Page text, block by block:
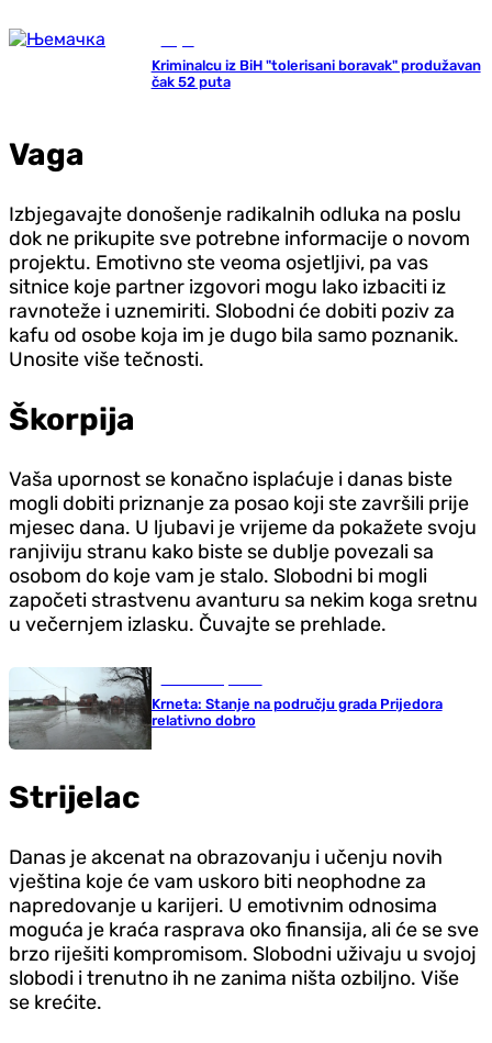
Kriminalcu iz BiH "tolerisani boravak" produžavan
čak 52 puta
Vaga
Izbjegavajte donošenje radikalnih odluka na poslu
dok ne prikupite sve potrebne informacije o novom
projektu. Emotivno ste veoma osjetljivi, pa vas
sitnice koje partner izgovori mogu lako izbaciti iz
ravnoteže i uznemiriti. Slobodni će dobiti poziv za
kafu od osobe koja im je dugo bila samo poznanik.
Unosite više tečnosti.
Škorpija
Vaša upornost se konačno isplaćuje i danas biste
mogli dobiti priznanje za posao koji ste završili prije
mjesec dana. U ljubavi je vrijeme da pokažete svoju
ranjiviju stranu kako biste se dublje povezali sa
osobom do koje vam je stalo. Slobodni bi mogli
započeti strastvenu avanturu sa nekim koga sretnu
u večernjem izlasku. Čuvajte se prehlade.
Krneta: Stanje na području grada Prijedora
relativno dobro
Strijelac
Danas je akcenat na obrazovanju i učenju novih
vještina koje će vam uskoro biti neophodne za
napredovanje u karijeri. U emotivnim odnosima
moguća je kraća rasprava oko finansija, ali će se sve
brzo riješiti kompromisom. Slobodni uživaju u svojoj
slobodi i trenutno ih ne zanima ništa ozbiljno. Više
se krećite.